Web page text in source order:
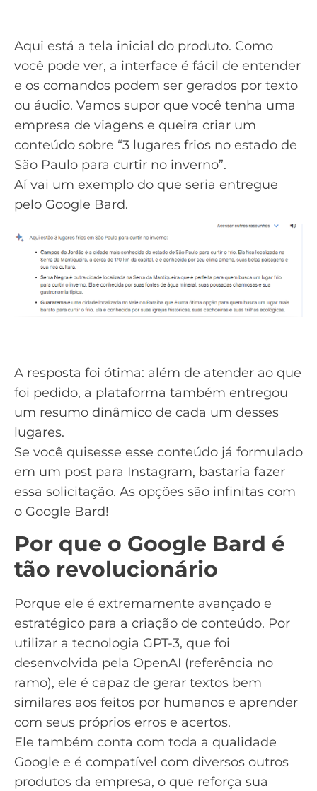
Aqui está a tela inicial do produto. Como
você pode ver, a interface é fácil de entender
e os comandos podem ser gerados por texto
ou áudio. Vamos supor que você tenha uma
empresa de viagens e queira criar um
conteúdo sobre “3 lugares frios no estado de
São Paulo para curtir no inverno”.
Aí vai um exemplo do que seria entregue
pelo Google Bard.
A resposta foi ótima: além de atender ao que
foi pedido, a plataforma também entregou
um resumo dinâmico de cada um desses
lugares.
Se você quisesse esse conteúdo já formulado
em um post para Instagram, bastaria fazer
essa solicitação. As opções são infinitas com
o Google Bard!
Por que o Google Bard é
tão revolucionário
Porque ele é extremamente avançado e
estratégico para a criação de conteúdo. Por
utilizar a tecnologia GPT-3, que foi
desenvolvida pela OpenAI (referência no
ramo), ele é capaz de gerar textos bem
similares aos feitos por humanos e aprender
com seus próprios erros e acertos.
Ele também conta com toda a qualidade
Google e é compatível com diversos outros
produtos da empresa, o que reforça sua